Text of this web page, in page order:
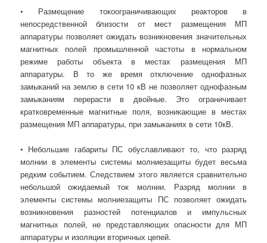
• Размещение токоограничивающих реакторов в
непосредственной близости от мест размещения МП
аппаратуры позволяет ожидать возникновения значительных
магнитных полей промышленной частоты в нормальном
режиме работы объекта в местах размещения МП
аппаратуры. В то же время отключение однофазных
замыканий на землю в сети 10 кВ не позволяет однофазным
замыканиям перерасти в двойные. Это ограничивает
кратковременные магнитные поля, возникающие в местах
размещения МП аппаратуры, при замыканиях в сети 10кВ.
• Небольшие габариты ПС обуславливают то, что разряд
молнии в элементы системы молниезащиты будет весьма
редким событием. Следствием этого является сравнительно
небольшой ожидаемый ток молнии. Разряд молнии в
элементы системы молниезащиты ПС позволяет ожидать
возникновения разностей потенциалов и импульсных
магнитных полей, не представляющих опасности для МП
аппаратуры и изоляции вторичных цепей.